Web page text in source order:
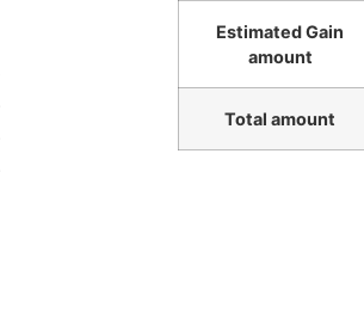
Estimated Gain
amount
Total amount